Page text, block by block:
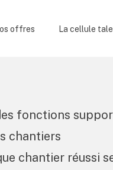
offres La cellule
fonctions
chantiers
chantier réussi